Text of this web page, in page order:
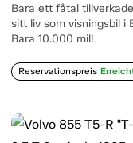
Bara ett fåtal
sitt liv som visningsbil i
Bara 10.000 mil!
Reservationspreis